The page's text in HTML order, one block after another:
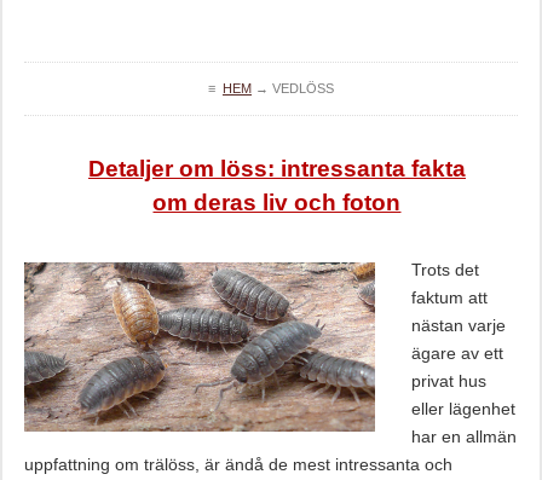
≡ HEM→ VEDLÖSS
Detaljer om löss: intressanta fakta
om deras liv och foton
Trots det
faktum att
nästan varje
ägare av ett
privat hus
eller lägenhet
har en allmän
uppfattning om trälöss, är ändå de mest intressanta och